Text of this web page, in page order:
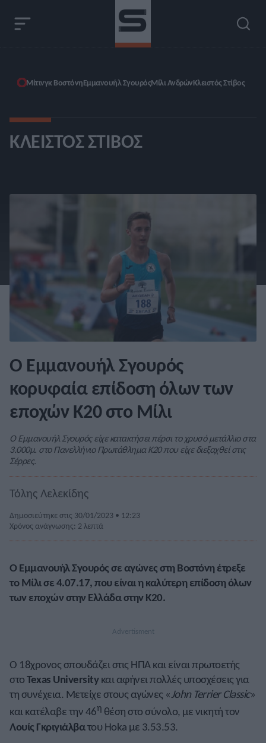
Μίτινγκ ΒοστόνηΕμμανουήλ ΣγουρόςΜίλι ΑνδρώνΚλειστός Στίβος
ΚΛΕΙΣΤΌΣ ΣΤΊΒΟΣ
Ο Εμμανουήλ Σγουρός
κορυφαία επίδοση όλων των
εποχών Κ20 στο Μίλι
Ο Εμμανουήλ Σγουρός είχε κατακτήσει πέρσι το χρυσό μετάλλιο στα
3.000μ. στο Πανελλήνιο Πρωτάθλημα Κ20 που είχε διεξαχθεί στις
Σέρρες.
Τόλης Λελεκίδης
Δημοσιεύτηκε στις 30/01/2023 • 12:23
Χρόνος ανάγνωσης: 2 λεπτά
Ο Εμμανουήλ Σγουρός σε αγώνες στη Βοστόνη έτρεξε
το Μίλι σε 4.07.17, που είναι η καλύτερη επίδοση όλων
των εποχών στην Ελλάδα στην Κ20.
Ο 18χρονος σπουδάζει στις ΗΠΑ και είναι πρωτοετής
στοTexas Universityκαι αφήνει πολλές υποσχέσεις για
τη συνέχεια. Μετείχε στους αγώνες «John Terrier Classic»
και κατέλαβε την 46η θέση στο σύνολο, με νικητή τον
Λουίς Γκριγιάλβατου Hoka με 3.53.53.